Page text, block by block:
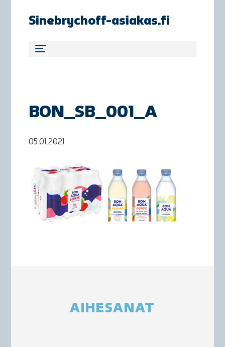
Sinebrychoff-asiakas.fi
BON_SB_001_A
05.01.2021
AIHESANAT